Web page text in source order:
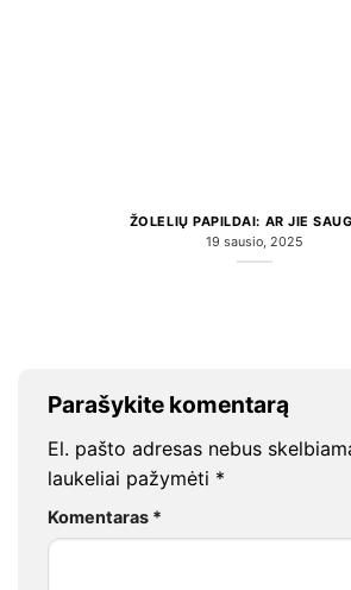
ŽOLELIŲ PAPILDAI: AR JIE
19 sausio, 2025
Parašykite komentarą
El. pašto adresas nebus
laukeliai pažymėti *
Komentaras *